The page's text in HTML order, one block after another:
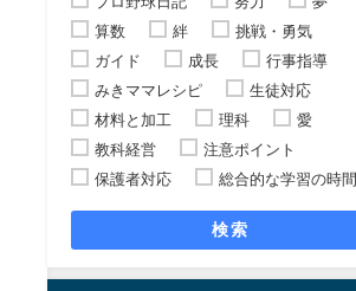
算数
絆
挑戦・勇気
ガイド
成長
行事指導
みきママレシピ
生徒対応
材料と加工
理科
愛
教科経営
注意ポイント
保護者対応
総合的な学習の時間
検索